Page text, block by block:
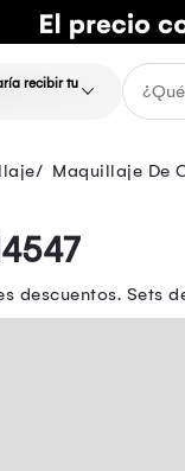
recibir tu
Maquillaje De
descuentos.